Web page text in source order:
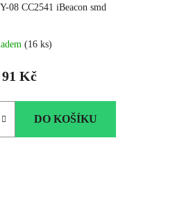
08 CC2541 iBeacon smd
(16 ks)
91 Kč
DO KOŠÍKU